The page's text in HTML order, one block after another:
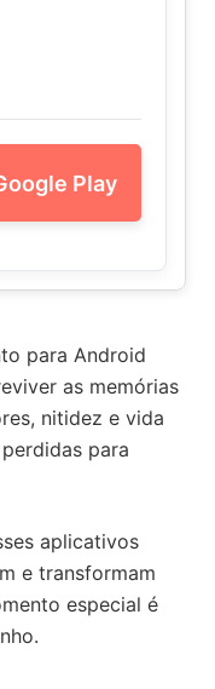
Play
para Android
as memórias
nitidez e vida
para
aplicativos
e transformam
especial é